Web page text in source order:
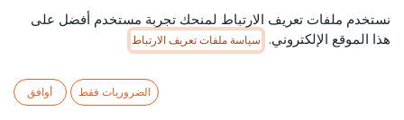
Description:
Being kind is super important, but it isn't always easy.
Using a goodhearted, enthusiastic little boy's
humour, this story explores the potential pitfalls of
trying to be kind, and what being kind really means. To
نستخدم ملفات تعريف الارتباط لمنحك تجربة مستخدم أفضل على
هذا الموقع الإلكتروني.
سياسة ملفات تعريف الارتباط
الضروريات فقط أوافق